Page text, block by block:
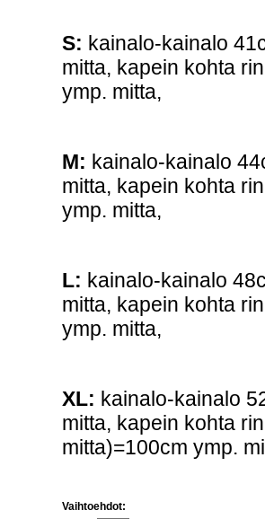
S: kainalo-kainalo
mitta, kapein kohta
ymp. mitta,
M: kainalo-kainalo
mitta, kapein kohta
ymp. mitta,
L: kainalo-kainalo
mitta, kapein kohta
ymp. mitta,
XL: kainalo-kainalo
mitta, kapein kohta
mitta)=100cm ymp.
Vaihtoehdot: